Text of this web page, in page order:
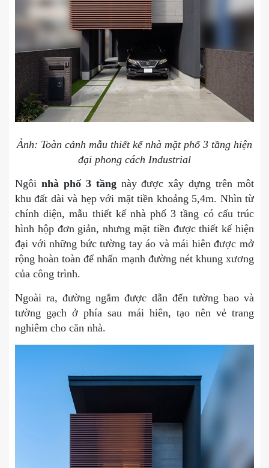
Ảnh: Toàn cảnh mẫu thiết kế nhà mặt phố 3 tầng hiện
đại phong cách Industrial
Ngôi nhà phố 3 tầngnày được xây dựng trên môt
khu đất dài và hẹp với mặt tiền khoảng 5,4m. Nhìn từ
chính diện, mẫu thiết kế nhà phố 3 tầng có cấu trúc
hình hộp đơn giản, nhưng mặt tiền được thiết kế hiện
đại với những bức tường tay áo và mái hiên được mở
rộng hoàn toàn để nhấn mạnh đường nét khung xương
của công trình.
Ngoài ra, đường ngắm được dẫn đến tường bao và
tường gạch ở phía sau mái hiên, tạo nên vẻ trang
nghiêm cho căn nhà.